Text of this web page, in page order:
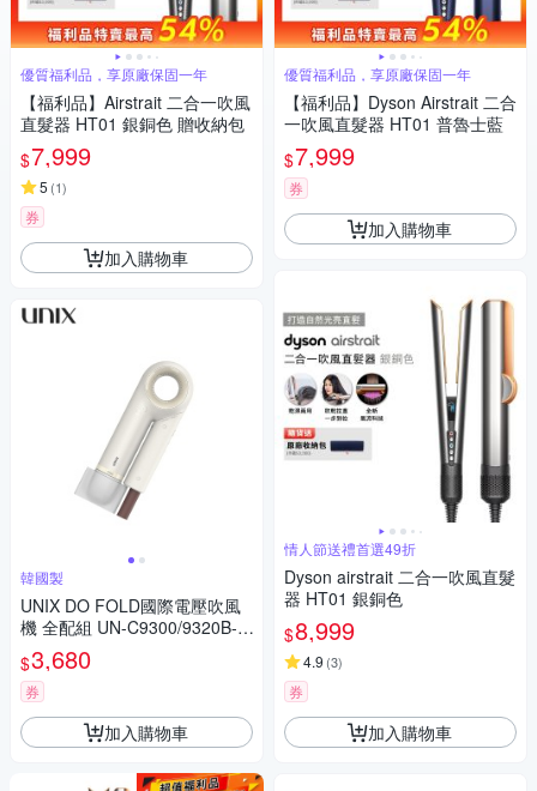
優質福利品，享原廠保固一年
【福利品】Airstrait 二合一吹風
直髮器 HT01 銀銅色 贈收納包
$7,999
5 (1)
券
加入購物車
韓國製
UNIX DO FOLD國際電壓吹風
機 全配組 UN-C9300/9320B-T
W
$3,680
券
加入購物車
優質福利品，享原廠保固一年
【福利品】Dyson Airstrait 二合
一吹風直髮器 HT01 普魯士藍
$7,999
券
加入購物車
情人節送禮首選49折
Dyson airstrait 二合一吹風直髮
器 HT01 銀銅色
$8,999
4.9 (3)
券
加入購物車